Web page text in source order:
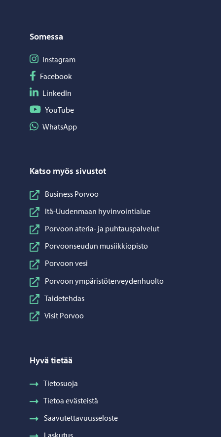
Somessa
Seuraa Instagram
Instagram
Seuraa Facebook
Facebook
Seuraa LinkedIn
LinkedIn
Seuraa YouTube
YouTube
Jaa WhatsApp
WhatsApp
Katso myös sivustot
Business Porvoo
Itä-Uudenmaan hyvinvointialue
Porvoon ateria- ja puhtauspalvelut
Porvoonseudun musiikkiopisto
Porvoon vesi
Porvoon ympäristöterveydenhuolto
Taidetehdas
Visit Porvoo
Hyvä tietää
Tietosuoja
Tietoa evästeistä
Saavutettavuusseloste